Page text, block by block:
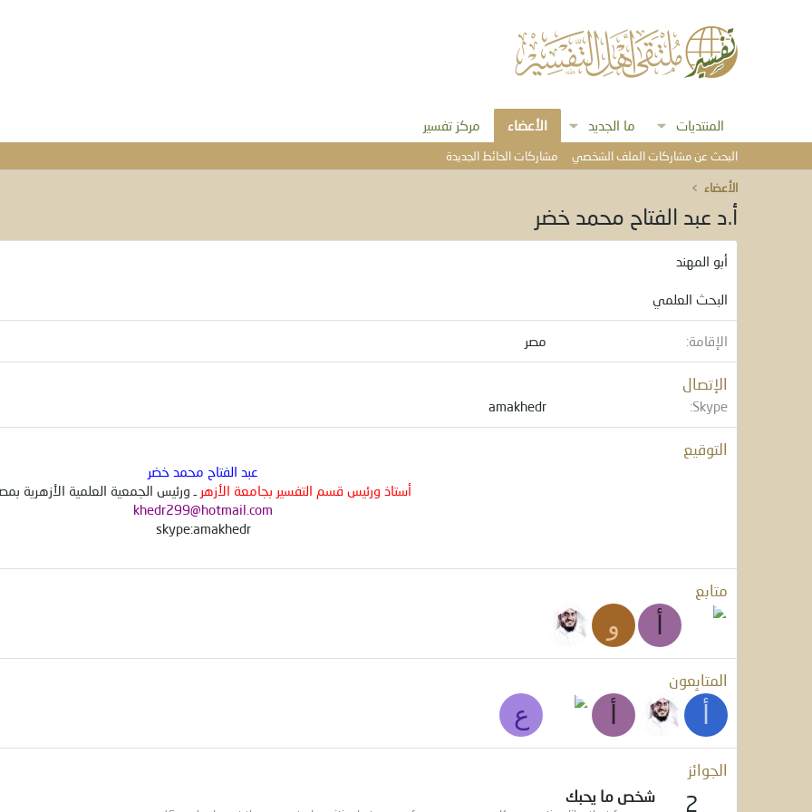
المنتديات ما الجديد الأعضاء مركز تفسير
البحث عن مشاركات الملف الشخصي مشاركات الحائط الجديدة
الأعضاء
أ.د عبد الفتاح محمد خضر
أبو المهند
البحث العلمي
الإقامة مصر
الإتصال
Skype
amakhedr
التوقيع
عبد الفتاح محمد خضر
أستاذ ورئيس قسم التفسير بجامعة الأزهر ـ ورئيس الجمعية العلمية الأزهرية
khedr299@hotmail.com
skype:amakhedr
متابع
و
المتابِعون
ع
الجوائز
2 شخص ما يحبك